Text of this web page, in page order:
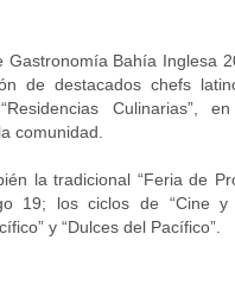
Bahía Inglesa
de destacados chefs
Culinarias”,
comunidad.
la tradicional “Feria de
19; los ciclos de “Cine y
y “Dulces del Pacífico”.